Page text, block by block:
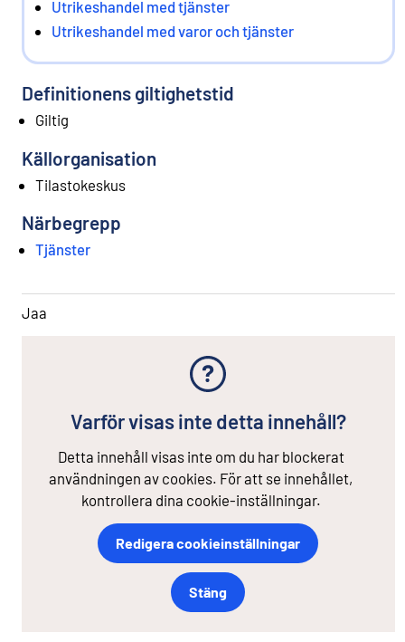
Utrikeshandel med tjänster
Utrikeshandel med varor och tjänster
Definitionens giltighetstid
Giltig
Källorganisation
Tilastokeskus
Närbegrepp
Tjänster
Jaa
Varför visas inte detta innehåll?
Detta innehåll visas inte om du har blockerat
användningen av cookies. För att se innehållet,
kontrollera dina cookie-inställningar.
Redigera cookieinställningar
Stäng